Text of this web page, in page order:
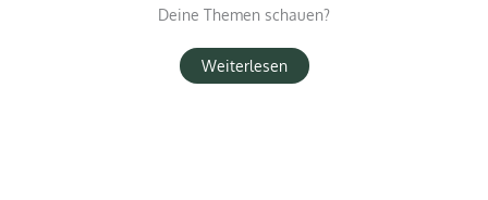
Deine Themen schauen?
Weiterlesen